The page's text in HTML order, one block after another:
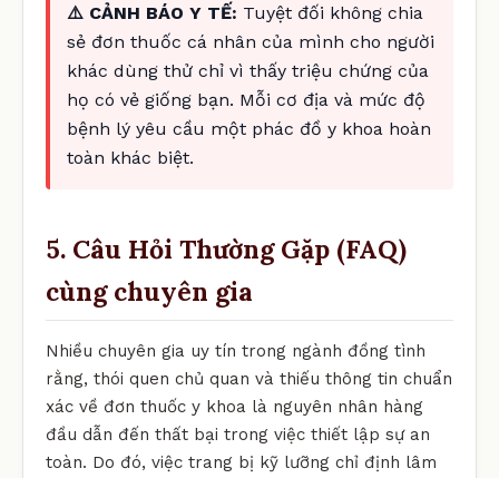
⚠️ CẢNH BÁO Y TẾ: Tuyệt đối không chia
sẻ đơn thuốc cá nhân của mình cho người
khác dùng thử chỉ vì thấy triệu chứng của
họ có vẻ giống bạn. Mỗi cơ địa và mức độ
bệnh lý yêu cầu một phác đồ y khoa hoàn
toàn khác biệt.
5. Câu Hỏi Thường Gặp (FAQ)
cùng chuyên gia
Nhiều chuyên gia uy tín trong ngành đồng tình
rằng, thói quen chủ quan và thiếu thông tin chuẩn
xác về đơn thuốc y khoa là nguyên nhân hàng
đầu dẫn đến thất bại trong việc thiết lập sự an
toàn. Do đó, việc trang bị kỹ lưỡng chỉ định lâm